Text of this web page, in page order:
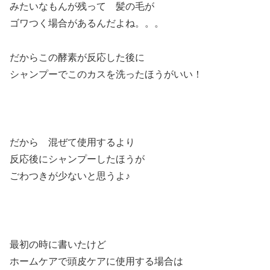
みたいなもんが残って 髪の毛が
ゴワつく場合があるんだよね。。。
だからこの酵素が反応した後に
シャンプーでこのカスを洗ったほうがいい！
だから 混ぜて使用するより
反応後にシャンプーしたほうが
ごわつきが少ないと思うよ♪
最初の時に書いたけど
ホームケアで頭皮ケアに使用する場合は